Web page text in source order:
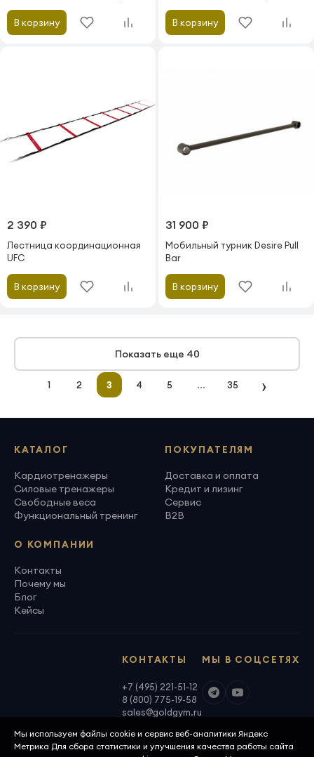
В корзину В корзину
2 390 ₽
Лестница координационная
UFC
В корзину
31 900 ₽
Мобильный турник Desire Pull
Bar
В корзину
Показать еще 40
1 2 3 4 5 ... 35 ›
КАТАЛОГ
Кардиотренажеры
Силовые тренажеры
Свободные веса
Функциональный тренинг
ПОКУПАТЕЛЯМ
Доставка и оплата
Кредит и лизинг
Сервис
B2B
О КОМПАНИИ
Контакты
Почему мы
Блог
Кейсы
МЫ В СОЦСЕТЯХ
КОНТАКТЫ
+7 (495) 221-51-12
8 (800) 775-19-58
sales@goldgym.ru
Мы используем файлы cookie и сервис веб-аналитики Яндекс
Метрика Для сбора статистики и улучшения качества работы сайта